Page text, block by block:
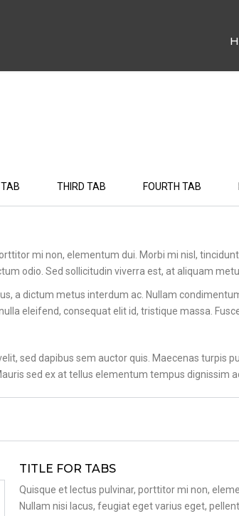
THIRD TAB FOURTH TAB
mi non, elementum dui. Morbi mi nisl,
odio. Sed sollicitudin viverra est, at aliquam
a dictum metus interdum ac. Nullam
eleifend, consequat elit id, tristique massa.
sed dapibus sem auctor quis. Maecenas turpis
sed ex at tellus elementum tempus dignissim
TITLE FOR TABS
Quisque et lectus pulvinar, porttitor mi non,
Nullam nisi lacus, feugiat eget varius eget,